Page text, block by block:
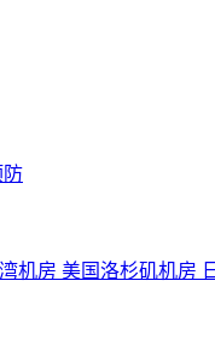
防
机房 美国洛杉矶机房